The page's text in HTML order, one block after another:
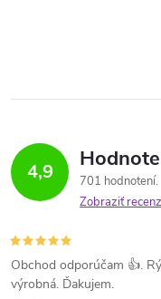
4,9
701 hodnotení
Zobraziť
Obchod odporúčam 👍.
výrobná. Ďakujem.